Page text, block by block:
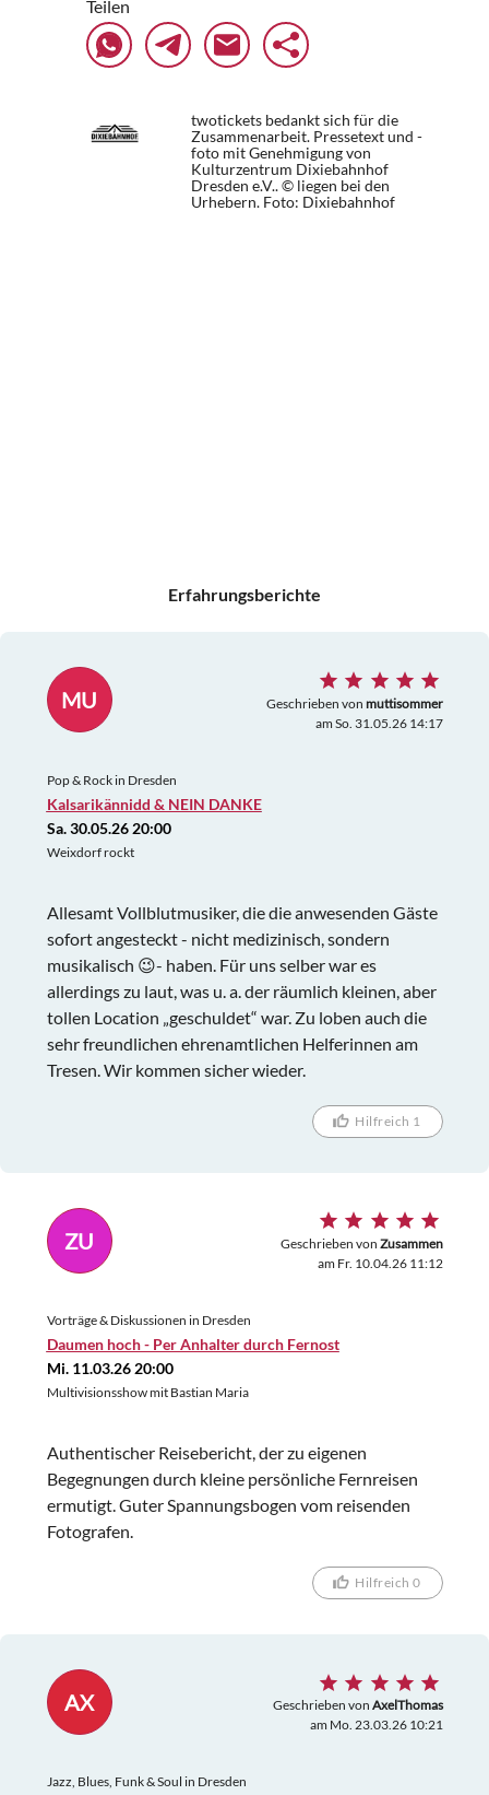
Teilen
twotickets bedankt sich für die
Zusammenarbeit. Pressetext und -
foto mit Genehmigung von
Kulturzentrum Dixiebahnhof
Dresden e.V.. © liegen bei den
Urhebern. Foto: Dixiebahnhof
Erfahrungsberichte
MU Geschrieben von muttisommer
am So. 31.05.26 14:17
Pop & Rock in Dresden
Kalsarikännidd & NEIN DANKE
Sa. 30.05.26 20:00
Weixdorf rockt
Allesamt Vollblutmusiker, die die anwesenden Gäste
sofort angesteckt - nicht medizinisch, sondern
musikalisch 😉- haben. Für uns selber war es
allerdings zu laut, was u. a. der räumlich kleinen, aber
tollen Location „geschuldet“ war. Zu loben auch die
sehr freundlichen ehrenamtlichen Helferinnen am
Tresen. Wir kommen sicher wieder.
Hilfreich 1
ZU Geschrieben von Zusammen
am Fr. 10.04.26 11:12
Vorträge & Diskussionen in Dresden
Daumen hoch - Per Anhalter durch Fernost
Mi. 11.03.26 20:00
Multivisionsshow mit Bastian Maria
Authentischer Reisebericht, der zu eigenen
Begegnungen durch kleine persönliche Fernreisen
ermutigt. Guter Spannungsbogen vom reisenden
Fotografen.
Hilfreich 0
AX Geschrieben von AxelThomas
am Mo. 23.03.26 10:21
Jazz, Blues, Funk & Soul in Dresden